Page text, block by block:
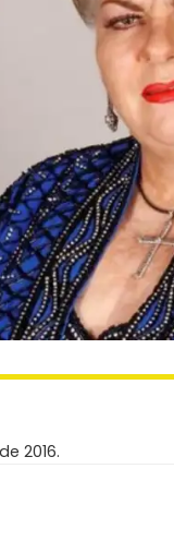
2016.